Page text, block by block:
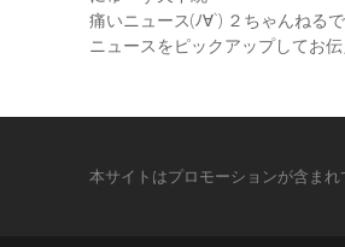
痛いニュース(ﾉ∀`) ２ちゃんねる
ニュースをピックアップしてお伝
本サイトはプロモーションが含まれ